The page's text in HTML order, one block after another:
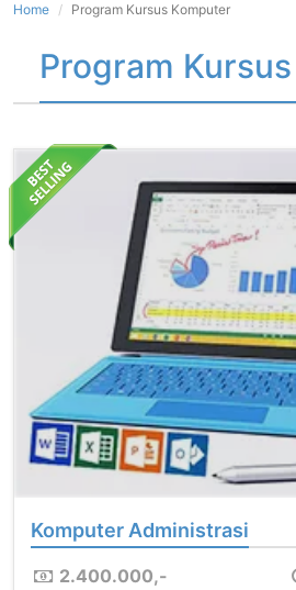
Home Program Kursus Komputer
Program
Komputer Administrasi
2.400.000,-